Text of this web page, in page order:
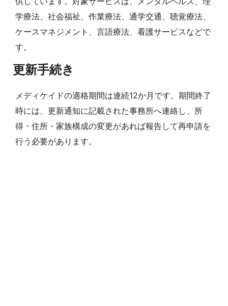
学療法、社会福祉、作業療法、通学交通、聴覚療法、
ケースマネジメント、言語療法、看護サービスなどで
す。
更新手続き
メディケイドの適格期間は連続12か月です。期間終了
時には、更新通知に記載された事務所へ連絡し、所
得・住所・家族構成の変更があれば報告して再申請を
行う必要があります。